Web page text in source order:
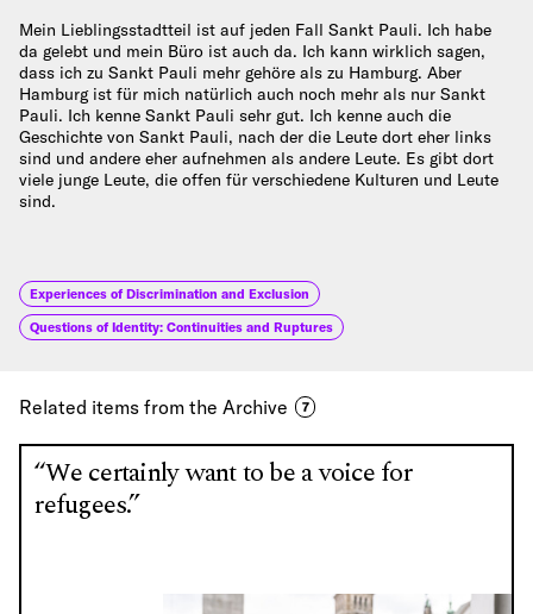
Mein Lieblingsstadtteil ist auf jeden Fall Sankt Pauli. Ich habe
da gelebt und mein Büro ist auch da. Ich kann wirklich sagen,
dass ich zu Sankt Pauli mehr gehöre als zu Hamburg. Aber
Hamburg ist für mich natürlich auch noch mehr als nur Sankt
Pauli. Ich kenne Sankt Pauli sehr gut. Ich kenne auch die
Geschichte von Sankt Pauli, nach der die Leute dort eher links
sind und andere eher aufnehmen als andere Leute. Es gibt dort
viele junge Leute, die offen für verschiedene Kulturen und Leute
sind.
Experiences of Discrimination and Exclusion
Questions of Identity: Continuities and Ruptures
Related items from the Archive 7
“We certainly want to be a voice for
refugees.”